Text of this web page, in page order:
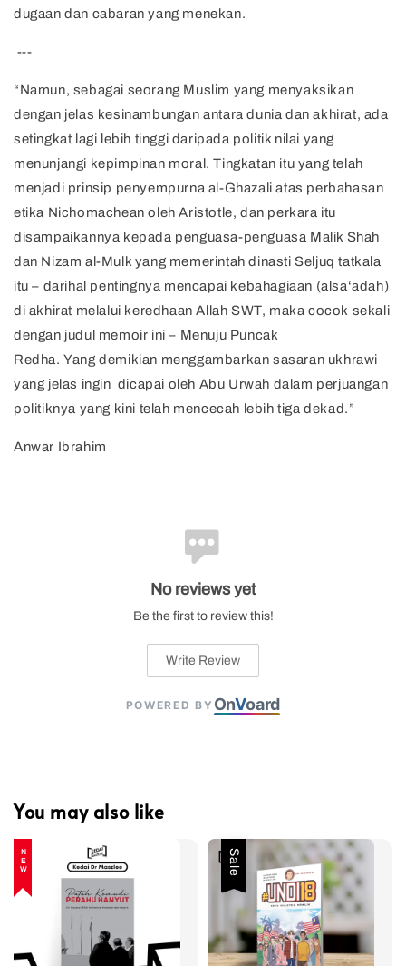
dugaan dan cabaran yang menekan.
---
“Namun, sebagai seorang Muslim yang menyaksikan
dengan jelas kesinambungan antara dunia dan akhirat, ada
setingkat lagi lebih tinggi daripada politik nilai yang
menunjangi kepimpinan moral. Tingkatan itu yang telah
menjadi prinsip penyempurna al-Ghazali atas perbahasan
etika Nichomachean oleh Aristotle, dan perkara itu
disampaikannya kepada penguasa-penguasa Malik Shah
dan Nizam al-Mulk yang memerintah dinasti Seljuq tatkala
itu – darihal pentingnya mencapai kebahagiaan (alsa‘adah)
di akhirat melalui keredhaan Allah SWT, maka cocok sekali
dengan judul memoir ini – Menuju Puncak
Redha. Yang demikian menggambarkan sasaran ukhrawi
yang jelas ingin dicapai oleh Abu Urwah dalam perjuangan
politiknya yang kini telah mencecah lebih tiga dekad.”
Anwar Ibrahim
No reviews yet
Be the first to review this!
Write Review
POWERED BY OnVoard
You may also like
NEW Sale